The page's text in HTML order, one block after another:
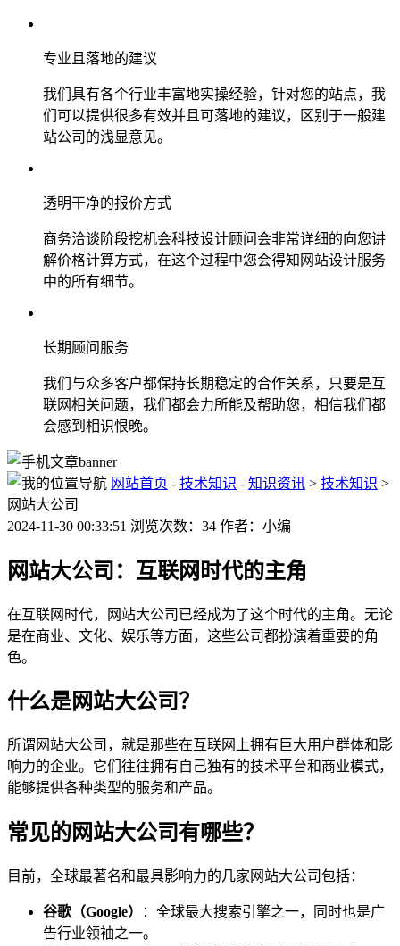
专业且落地的建议
我们具有各个行业丰富地实操经验，针对您的站点，我
们可以提供很多有效并且可落地的建议，区别于一般建
站公司的浅显意见。
透明干净的报价方式
商务洽谈阶段挖机会科技设计顾问会非常详细的向您讲
解价格计算方式，在这个过程中您会得知网站设计服务
中的所有细节。
长期顾问服务
我们与众多客户都保持长期稳定的合作关系，只要是互
联网相关问题，我们都会力所能及帮助您，相信我们都
会感到相识恨晚。
网站首页 - 技术知识 - 知识资讯 > 技术知识 >
网站大公司
2024-11-30 00:33:51 浏览次数：34 作者：小编
网站大公司：互联网时代的主角
在互联网时代，网站大公司已经成为了这个时代的主角。无论
是在商业、文化、娱乐等方面，这些公司都扮演着重要的角
色。
什么是网站大公司？
所谓网站大公司，就是那些在互联网上拥有巨大用户群体和影
响力的企业。它们往往拥有自己独有的技术平台和商业模式，
能够提供各种类型的服务和产品。
常见的网站大公司有哪些？
目前，全球最著名和最具影响力的几家网站大公司包括：
谷歌（Google）
：全球最大搜索引擎之一，同时也是广
告行业领袖之一。